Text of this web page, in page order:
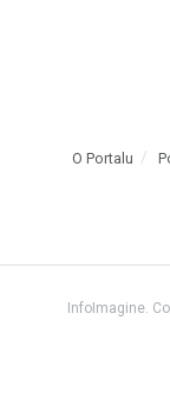
O Portalu
InfoImagine.